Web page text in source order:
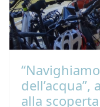
alla